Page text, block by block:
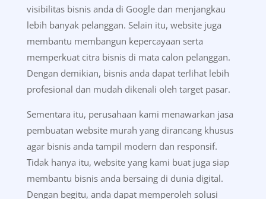
visibilitas bisnis anda di Google dan menjangkau
lebih banyak pelanggan. Selain itu, website juga
membantu membangun kepercayaan serta
memperkuat citra bisnis di mata calon pelanggan.
Dengan demikian, bisnis anda dapat terlihat lebih
profesional dan mudah dikenali oleh target pasar.
Sementara itu, perusahaan kami menawarkan jasa
pembuatan website murah yang dirancang khusus
agar bisnis anda tampil modern dan responsif.
Tidak hanya itu, website yang kami buat juga siap
membantu bisnis anda bersaing di dunia digital.
Dengan begitu, anda dapat memperoleh solusi